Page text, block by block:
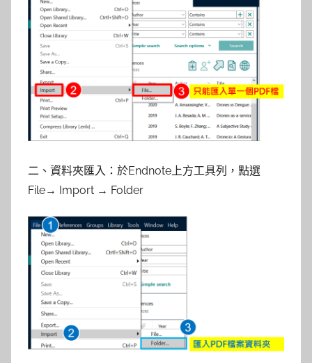
二、資料夾匯入：於Endnote上方工具列，點選
File→ Import → Folder